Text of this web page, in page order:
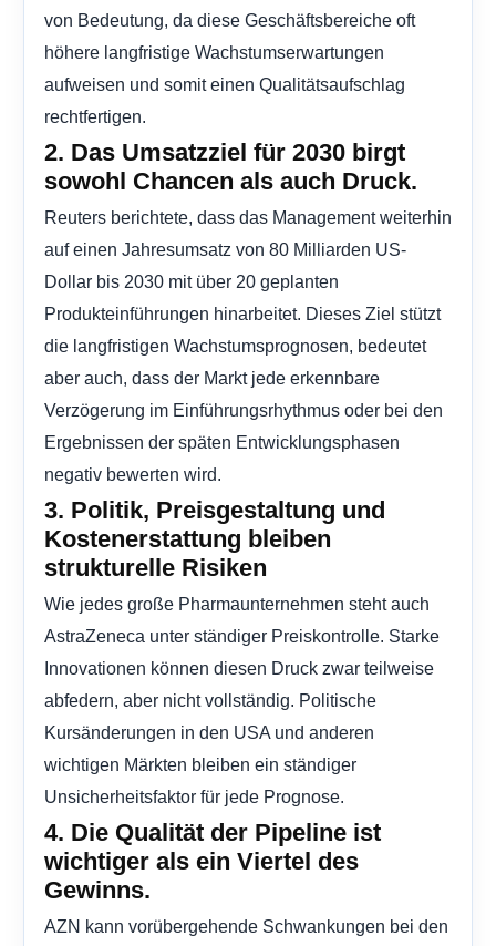
von Bedeutung, da diese Geschäftsbereiche oft
höhere langfristige Wachstumserwartungen
aufweisen und somit einen Qualitätsaufschlag
rechtfertigen.
2. Das Umsatzziel für 2030 birgt
sowohl Chancen als auch Druck.
Reuters berichtete, dass das Management weiterhin
auf einen Jahresumsatz von 80 Milliarden US-
Dollar bis 2030 mit über 20 geplanten
Produkteinführungen hinarbeitet. Dieses Ziel stützt
die langfristigen Wachstumsprognosen, bedeutet
aber auch, dass der Markt jede erkennbare
Verzögerung im Einführungsrhythmus oder bei den
Ergebnissen der späten Entwicklungsphasen
negativ bewerten wird.
3. Politik, Preisgestaltung und
Kostenerstattung bleiben
strukturelle Risiken
Wie jedes große Pharmaunternehmen steht auch
AstraZeneca unter ständiger Preiskontrolle. Starke
Innovationen können diesen Druck zwar teilweise
abfedern, aber nicht vollständig. Politische
Kursänderungen in den USA und anderen
wichtigen Märkten bleiben ein ständiger
Unsicherheitsfaktor für jede Prognose.
4. Die Qualität der Pipeline ist
wichtiger als ein Viertel des
Gewinns.
AZN kann vorübergehende Schwankungen bei den